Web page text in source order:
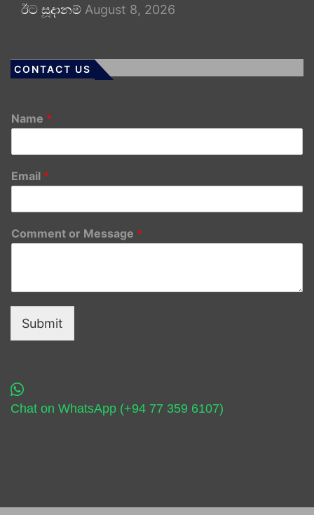
ඊට සූදානම් August 8, 2026
CONTACT US
Name *
Email *
Comment or Message *
Submit
Chat on WhatsApp (+94 77 359 6107)